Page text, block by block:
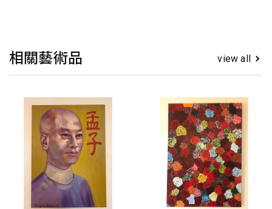
相關藝術品 view all